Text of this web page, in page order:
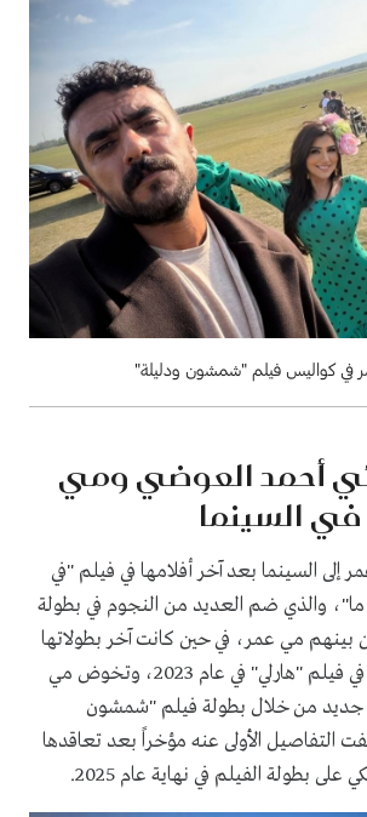
في كواليس فيلم "شمشون ودليلة"
أحمد العوضي ومي
في السينما
إلى السينما بعد آخر أفلامها في فيلم "في
والذي ضم العديد من النجوم في بطولة
بينهم مي عمر، في حين كانت آخر بطولاتها
في فيلم "هارلي" في عام 2023، وتخوض مي
جديد من خلال بطولة فيلم "شمشون
التفاصيل الأولى عنه مؤخراً بعد تعاقدها
بطولة الفيلم في نهاية عام 2025.